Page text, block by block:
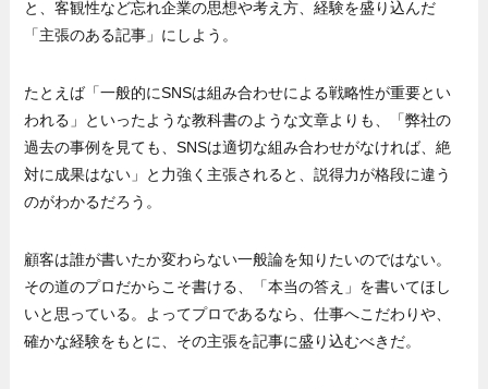
と、客観性など忘れ企業の思想や考え方、経験を盛り込んだ
「主張のある記事」にしよう。
たとえば「一般的にSNSは組み合わせによる戦略性が重要とい
われる」といったような教科書のような文章よりも、「弊社の
過去の事例を見ても、SNSは適切な組み合わせがなければ、絶
対に成果はない」と力強く主張されると、説得力が格段に違う
のがわかるだろう。
顧客は誰が書いたか変わらない一般論を知りたいのではない。
その道のプロだからこそ書ける、「本当の答え」を書いてほし
いと思っている。よってプロであるなら、仕事へこだわりや、
確かな経験をもとに、その主張を記事に盛り込むべきだ。